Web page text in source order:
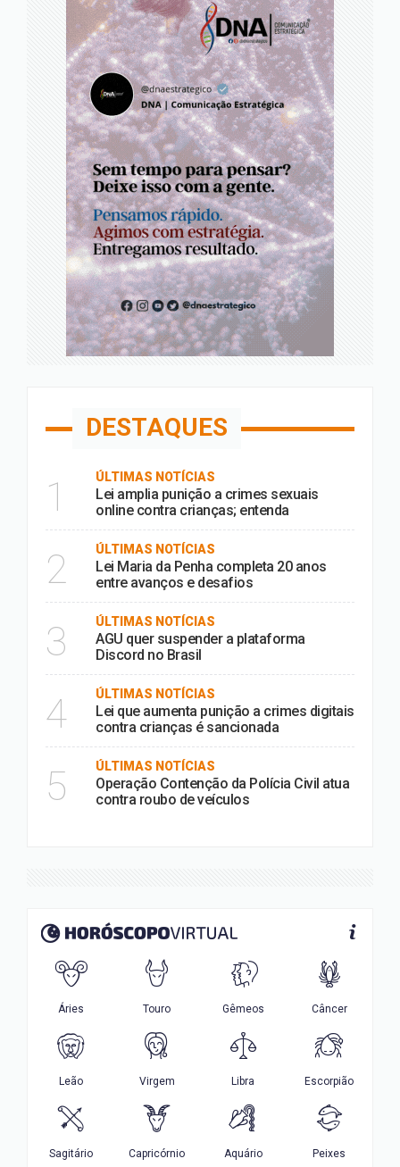
DESTAQUES
1 ÚLTIMAS NOTÍCIAS
Lei amplia punição a crimes sexuais
online contra crianças; entenda
2 ÚLTIMAS NOTÍCIAS
Lei Maria da Penha completa 20 anos
entre avanços e desafios
3 ÚLTIMAS NOTÍCIAS
AGU quer suspender a plataforma
Discord no Brasil
4 ÚLTIMAS NOTÍCIAS
Lei que aumenta punição a crimes digitais
contra crianças é sancionada
5 ÚLTIMAS NOTÍCIAS
Operação Contenção da Polícia Civil atua
contra roubo de veículos